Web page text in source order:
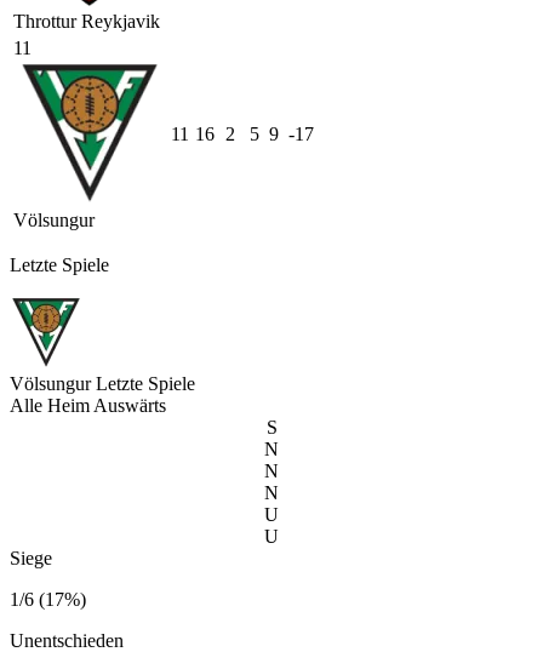
Throttur Reykjavik
11
Völsungur
11 16 2 5 9 -17
Letzte Spiele
Völsungur Letzte Spiele
Alle Heim Auswärts
S
N
N
N
U
U
Siege
1/6 (17%)
Unentschieden